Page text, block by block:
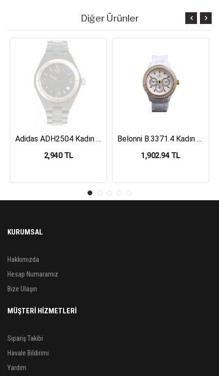
Diğer Ürünler
Adidas ADH2504 Kadın Kol Saati
2,940 TL
Belonni B.3371.4 Kadın Kol Saati
1,902.94 TL
KURUMSAL
Hakkımızda
Hesap Numaramız
Bize Ulaşın
MÜŞTERİ HİZMETLERİ
Sipariş Takibi
Havale Bildirimi
Yardım